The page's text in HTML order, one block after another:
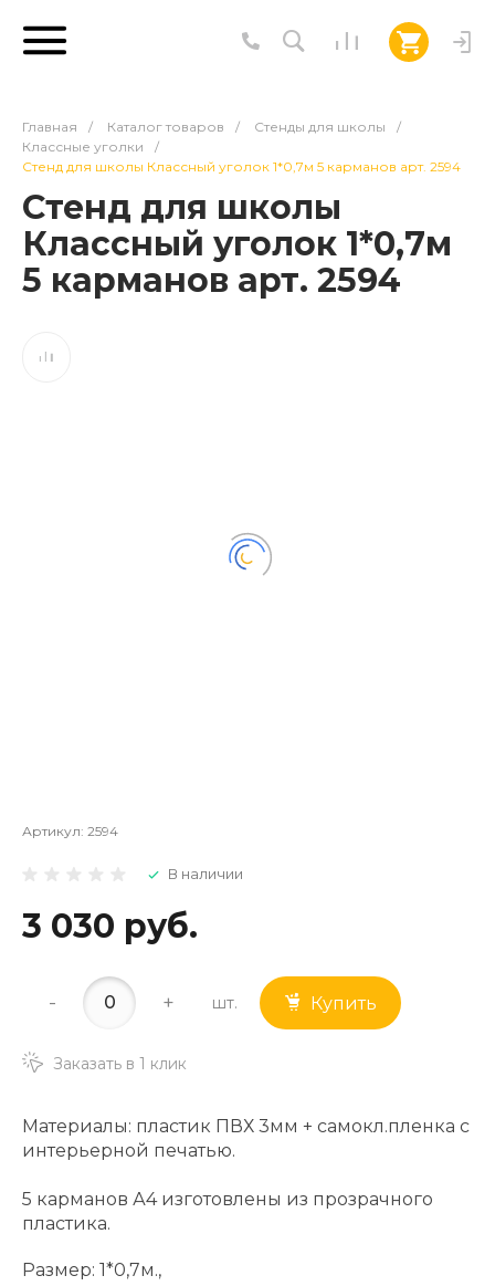
Главная / Каталог товаров / Стенды для школы
/
Классные уголки
/
Стенд для школы Классный уголок 1*0,7м 5 карманов арт. 2594
Стенд для школы
Классный уголок 1*0,7м
5 карманов арт. 2594
Артикул: 2594
В наличии
3 030 руб.
- + шт. Купить
Заказать в 1 клик
Материалы: пластик ПВХ 3мм + самокл.пленка с
интерьерной печатью.
5 карманов А4 изготовлены из прозрачного
пластика.
Размер: 1*0,7м.,